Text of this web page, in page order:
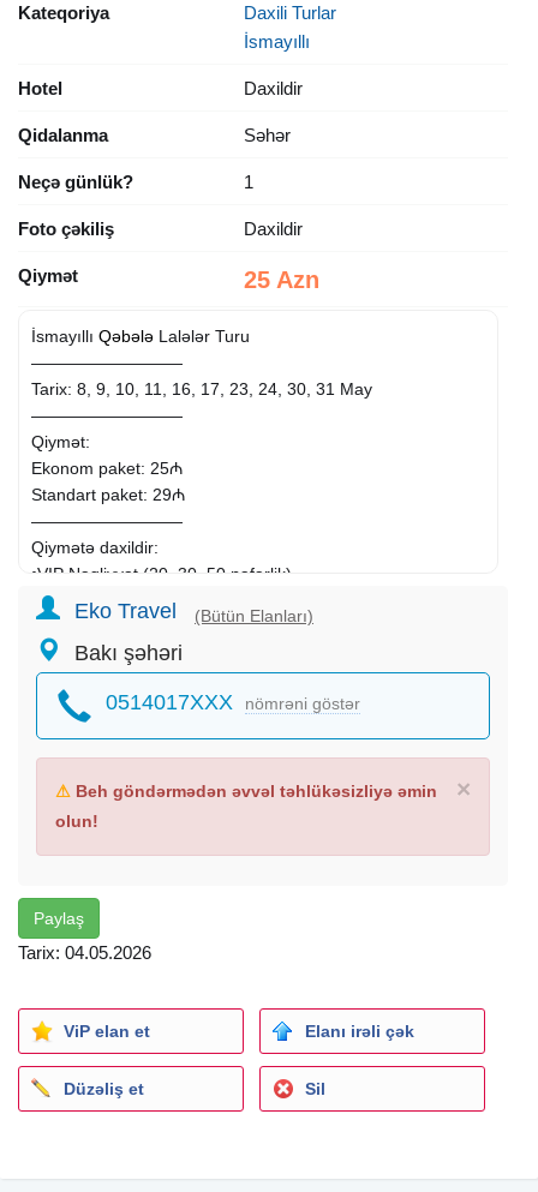
Kateqoriya
Daxili Turlar
İsmayıllı
Hotel Daxildir
Qidalanma Səhər
Neçə günlük? 1
Foto çəkiliş Daxildir
Qiymət 25 Azn
İsmayıllı Qəbələ Lalələr Turu
—————————
Tarix: 8, 9, 10, 11, 16, 17, 23, 24, 30, 31 May
—————————
Qiymət:
Ekonom paket: 25₼
Standart paket: 29₼
—————————
Qiymətə daxildir:
•VIP Nəqliyyat (20, 30, 50 nəfərlik)
•Professional bələdçi
•Səhər yeməyi (Standart Paket)
•Axşam qayıdışda çay süfrəsi
•Yol boyu əyləncəli oyunlar
—————————
Ekskursiyalar:
• İsmayıllı Aşıqbayramlı Gölü
• Lalələr Bağı
• Qəbələnd Əyləncə Mərkəzi (13 Azn)
Çıxış: 07:00
Bakıya çatırıq: 22:00-23:00
• Şamaxinka (Lukoil)
• Sulutəpə dairəsi
• Hökməli dairəsi
—————————
edən turistlər turdan kənarlaşdırılacaq!
Eko Travel (Bütün Elanları)
Bakı şəhəri
0514017XXX nömrəni göstər
×
⚠ Beh göndərmədən əvvəl təhlükəsizliyə əmin
olun!
Paylaş
Tarix: 04.05.2026
ViP elan et Elanı irəli çək
Düzəliş et Sil